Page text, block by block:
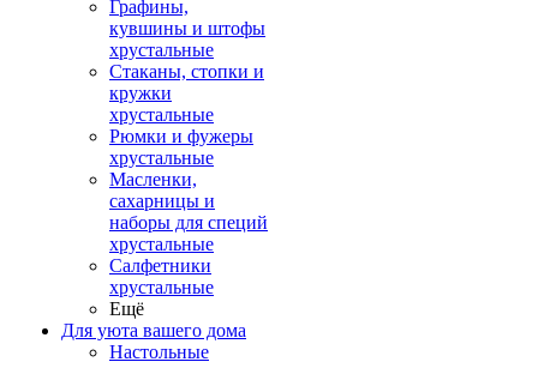
Графины,
кувшины и штофы
хрустальные
Стаканы, стопки и
кружки
хрустальные
Рюмки и фужеры
хрустальные
Масленки,
сахарницы и
наборы для специй
хрустальные
Салфетники
хрустальные
Ещё
Для уюта вашего дома
Настольные